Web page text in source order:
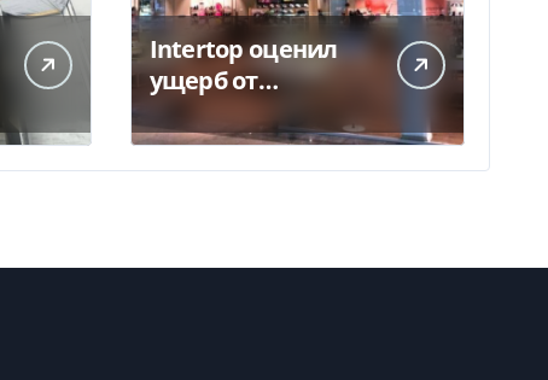
Intertop оценил
ущерб от
склада в 450 млн
грн